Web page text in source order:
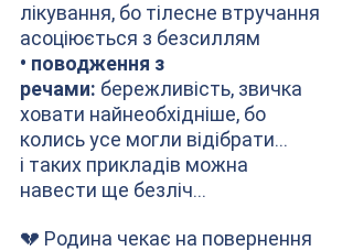
лікування, бо тілесне втручання
асоціюється з безсиллям
• поводження з
речами: бережливість, звичка
ховати найнеобхідніше, бо
колись усе могли відібрати...
і таких прикладів можна
навести ще безліч...
💔 Родина чекає на повернення